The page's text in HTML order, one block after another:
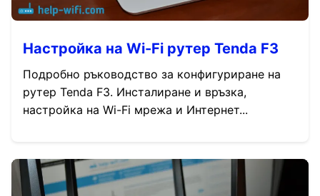
Настройка на Wi-Fi рутер Tenda F3
Подробно ръководство за конфигуриране на
рутер Tenda F3. Инсталиране и връзка,
настройка на Wi-Fi мрежа и Интернет...